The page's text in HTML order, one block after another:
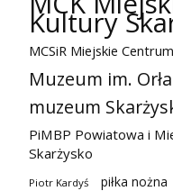
Kultury
MCSiR Miejskie
Muzeum im.
muzeum
PiMBP Powiatowa i
Skarżysko
Piotr Kardyś piłka nożna